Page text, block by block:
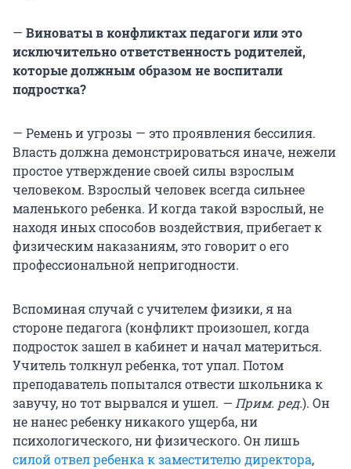
— Виноваты в конфликтах педагоги или это
исключительно ответственность родителей,
которые должным образом не воспитали
подростка?
— Ремень и угрозы — это проявления бессилия.
Власть должна демонстрироваться иначе, нежели
простое утверждение своей силы взрослым
человеком. Взрослый человек всегда сильнее
маленького ребенка. И когда такой взрослый, не
находя иных способов воздействия, прибегает к
физическим наказаниям, это говорит о его
профессиональной непригодности.
Вспоминая случай с учителем физики, я на
стороне педагога (конфликт произошел, когда
подросток зашел в кабинет и начал материться.
Учитель толкнул ребенка, тот упал. Потом
преподаватель попытался отвести школьника к
завучу, но тот вырвался и ушел. — Прим. ред.). Он
не нанес ребенку никакого ущерба, ни
психологического, ни физического. Он лишь
силой отвел ребенка к заместителю директора,